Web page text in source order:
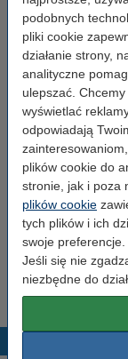
podobnych
pliki cookie
działanie strony,
analityczne
ulepszać.
wyświetlać
odpowiadają
plików cookie do
stronie, jak i poza
plików cookie
tych plików i ich
swoje preferencje.
Jeśli się nie
niezbędne do
OEM:
Numer artykułu:
Pojemność:
Numer:
Wskazówka: zamów
Papier
(5 ryz)
110,00
Porada
Radzimy Państwu
tonera Brother.